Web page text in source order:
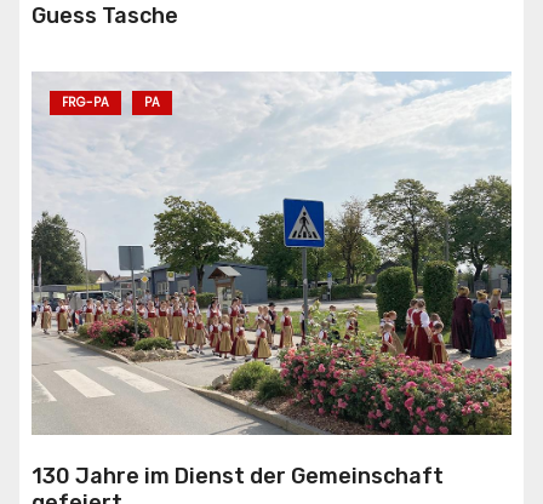
Guess Tasche
FRG-PA PA
130 Jahre im Dienst der Gemeinschaft